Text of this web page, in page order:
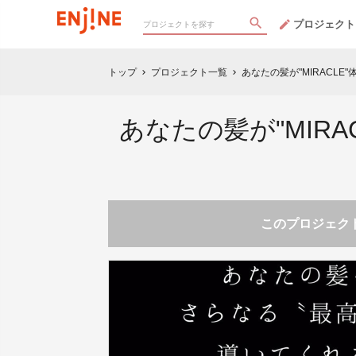
プロジェク
トップ chevron_right プロジェクト一覧 chevron_right あなたの髪が"MIRACLE"
あなたの髪が
このプロジェク